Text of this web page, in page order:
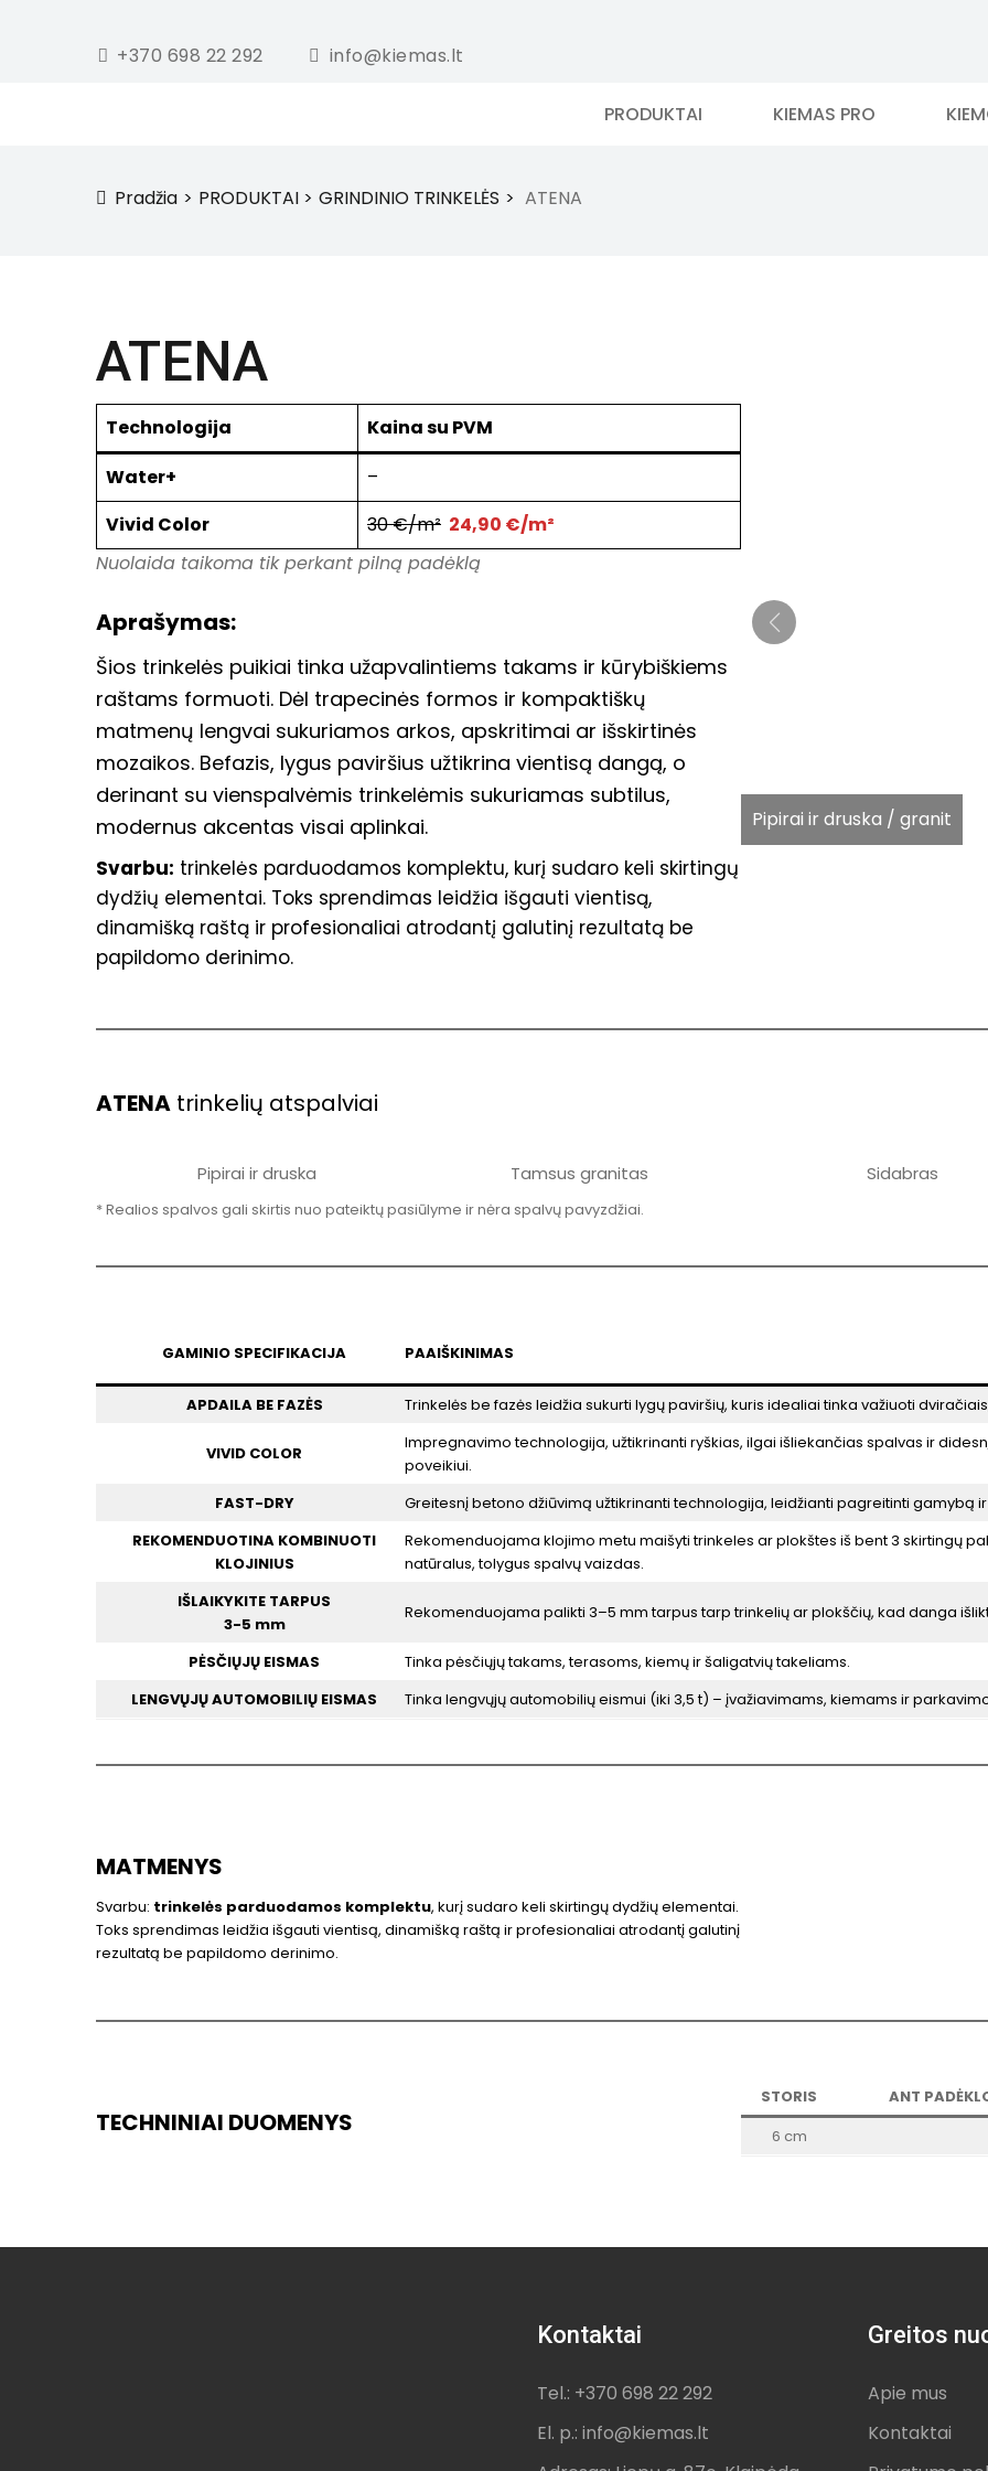
+370 698 22 292 info@kiemas.lt
PRODUKTAI KIEMAS PRO
icon
Pradžia PRODUKTAI GRINDINIO TRINKELĖS ATENA
ATENA
Technologija
Kaina su PVM
Water+
–
Vivid Color
30 €/m² 24,90 €/m²
Nuolaida taikoma tik perkant pilną padėklą
Aprašymas:
Šios trinkelės puikiai tinka užapvalintiems takams ir kūrybiškiems
raštams formuoti. Dėl trapecinės formos ir kompaktiškų
matmenų lengvai sukuriamos arkos, apskritimai ar išskirtinės
mozaikos. Befazis, lygus paviršius užtikrina vientisą dangą, o
derinant su vienspalvėmis trinkelėmis sukuriamas subtilus,
modernus akcentas visai aplinkai.
Svarbu: trinkelės parduodamos komplektu, kurį sudaro keli skirtingų
dydžių elementai. Toks sprendimas leidžia išgauti vientisą,
dinamišką raštą ir profesionaliai atrodantį galutinį rezultatą be
papildomo derinimo.
Pipirai ir druska / granit
ATENA trinkelių atspalviai
Pipirai ir druska Tamsus granitas Sidabras
* Realios spalvos gali skirtis nuo pateiktų pasiūlyme ir nėra spalvų pavyzdžiai.
GAMINIO SPECIFIKACIJA PAAIŠKINIMAS
APDAILA BE FAZĖS
Trinkelės be fazės leidžia sukurti lygų paviršių, kuris idealiai tinka važiuoti
VIVID COLOR
Impregnavimo technologija, užtikrinanti ryškias, ilgai išliekančias spalvas ir
poveikiui.
FAST-DRY Greitesnį betono džiūvimą užtikrinanti technologija, leidžianti pagreitinti gamybą
REKOMENDUOTINA KOMBINUOTI
KLOJINIUS
Rekomenduojama klojimo metu maišyti trinkeles ar plokštes iš bent 3 skirtingų
natūralus, tolygus spalvų vaizdas.
IŠLAIKYKITE TARPUS
3-5 mm
Rekomenduojama palikti 3–5 mm tarpus tarp trinkelių ar plokščių, kad danga
PĖSČIŲJŲ EISMAS Tinka pėsčiųjų takams, terasoms, kiemų ir šaligatvių takeliams.
LENGVŲJŲ AUTOMOBILIŲ EISMAS
Tinka lengvųjų automobilių eismui (iki 3,5 t) – įvažiavimams, kiemams ir
MATMENYS
Svarbu: trinkelės parduodamos komplektu, kurį sudaro keli skirtingų dydžių elementai.
Toks sprendimas leidžia išgauti vientisą, dinamišką raštą ir profesionaliai atrodantį galutinį
rezultatą be papildomo derinimo.
TECHNINIAI DUOMENYS
STORIS ANT
6 cm
Kontaktai
Tel.: +370 698 22 292
El. p.: info@kiemas.lt
Greitos
Apie mus
Kontaktai